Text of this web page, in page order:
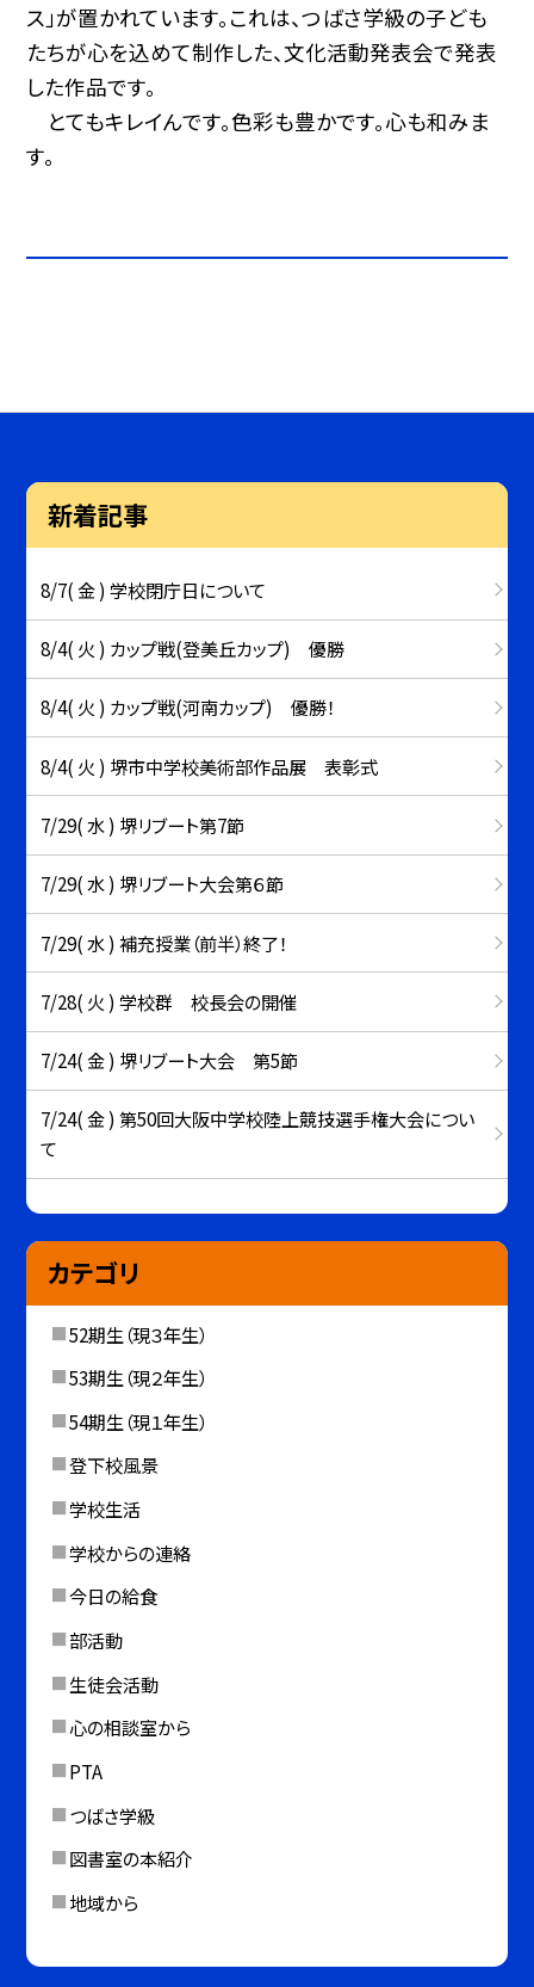
ス」が置かれています。これは、つばさ学級の子ども
たちが心を込めて制作した、文化活動発表会で発表
した作品です。
とてもキレイんです。色彩も豊かです。心も和みま
す。
新着記事
8/7( 金 ) 学校閉庁日について
8/4( 火 ) カップ戦(登美丘カップ) 優勝
8/4( 火 ) カップ戦(河南カップ) 優勝！
8/4( 火 ) 堺市中学校美術部作品展 表彰式
7/29( 水 ) 堺リブート第7節
7/29( 水 ) 堺リブート大会第６節
7/29( 水 ) 補充授業（前半）終了！
7/28( 火 ) 学校群 校長会の開催
7/24( 金 ) 堺リブート大会 第5節
7/24( 金 ) 第50回大阪中学校陸上競技選手権大会につい
て
カテゴリ
52期生（現３年生）
53期生（現２年生）
54期生（現１年生）
登下校風景
学校生活
学校からの連絡
今日の給食
部活動
生徒会活動
心の相談室から
PTA
つばさ学級
図書室の本紹介
地域から